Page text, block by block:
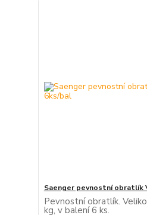
Saenger pevnostní obratlík
Pevnostní obratlík.
kg, v balení 6 ks.